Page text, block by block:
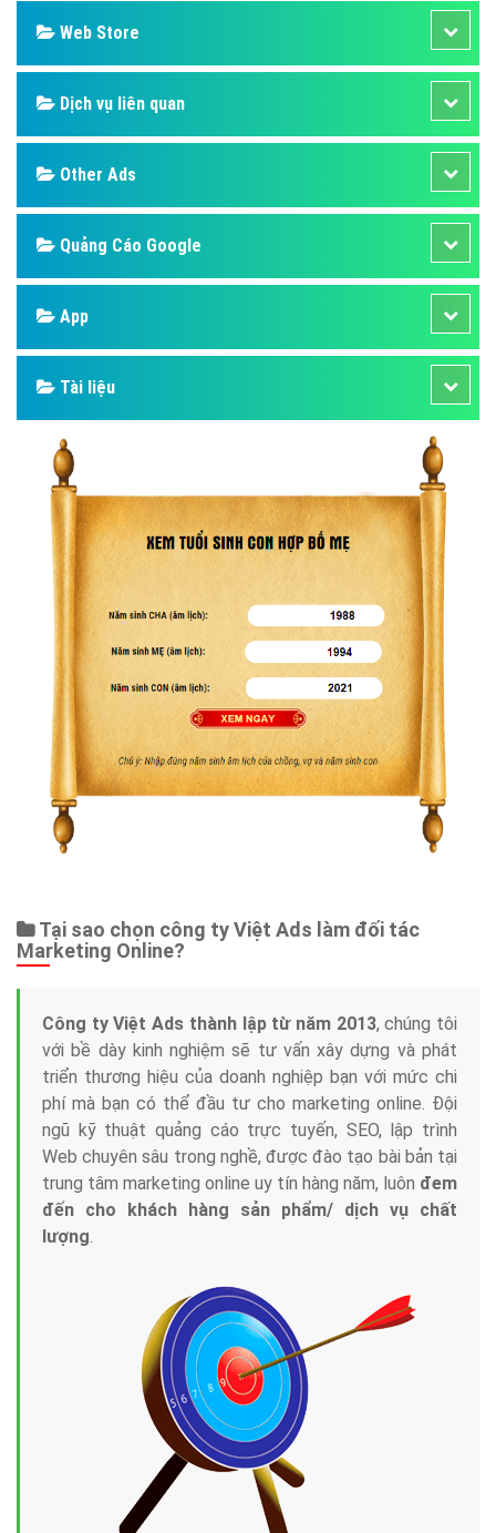
Web Store
Dịch vụ liên quan
Other Ads
Quảng Cáo Google
App
Tài liệu
Tại sao chọn công ty Việt Ads làm đối tác
Marketing Online?
Công ty Việt Ads thành lập từ năm 2013, chúng tôi
với bề dày kinh nghiệm sẽ tư vấn xây dựng và phát
triển thương hiệu của doanh nghiệp bạn với mức chi
phí mà bạn có thể đầu tư cho marketing online. Đội
ngũ kỹ thuật quảng cáo trực tuyến, SEO, lập trình
Web chuyên sâu trong nghề, được đào tạo bài bản tại
trung tâm marketing online uy tín hàng năm, luôn đem
đến cho khách hàng sản phẩm/ dịch vụ chất
lượng.